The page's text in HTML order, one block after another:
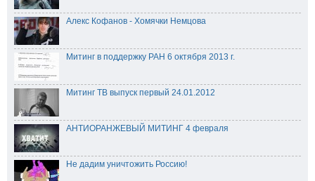
Алекс Кофанов - Хомячки Немцова
Митинг в поддержку РАН 6 октября 2013 г.
Митинг ТВ выпуск первый 24.01.2012
АНТИОРАНЖЕВЫЙ МИТИНГ 4 февраля
Не дадим уничтожить Россию!